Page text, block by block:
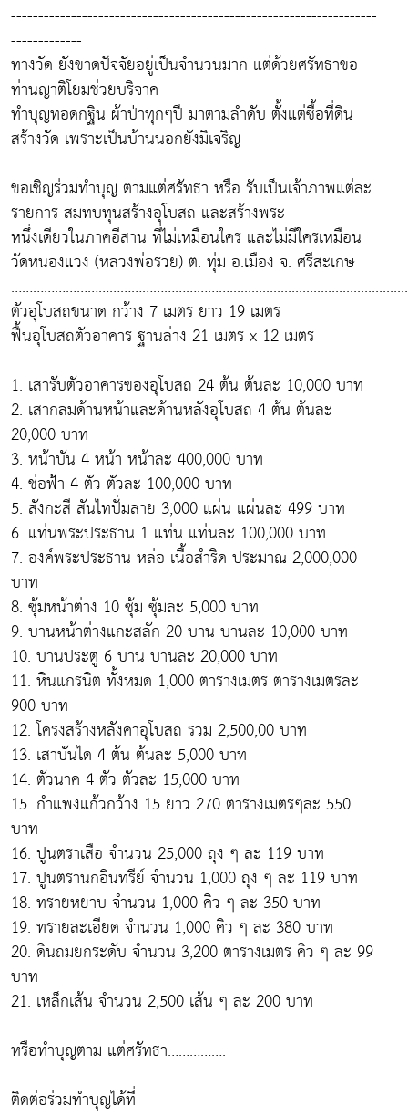
-------------------------------------------------------------------
-------------
ทางวัด ยังขาดปัจจัยอยู่เป็นจำนวนมาก แต่ด้วยศรัทธาขอ
ท่านญาติโยมช่วยบริจาค
ทำบุญทอดกฐิน ผ้าป่าทุกๆปี มาตามลำดับ ตั้งแต่ซื้อที่ดิน
สร้างวัด เพราะเป็นบ้านนอกยังมิเจริญ
ขอเชิญร่วมทำบุญ ตามแต่ศรัทธา หรือ รับเป็นเจ้าภาพแต่ละ
รายการ สมทบทุนสร้างอุโบสถ และสร้างพระ
หนึ่งเดียวในภาคอีสาน ที่ไม่เหมือนใคร และไม่มีใครเหมือน
วัดหนองแวง (หลวงพ่อรวย) ต. ทุ่ม อ.เมือง จ. ศรีสะเกษ
ตัวอุโบสถขนาด กว้าง 7 เมตร ยาว 19 เมตร
ฟื้นอุโบสถตัวอาคาร ฐานล่าง 21 เมตร x 12 เมตร
1. เสารับตัวอาคารของอุโบสถ 24 ต้น ต้นละ 10,000 บาท
2. เสากลมด้านหน้าและด้านหลังอุโบสถ 4 ต้น ต้นละ
20,000 บาท
3. หน้าบัน 4 หน้า หน้าละ 400,000 บาท
4. ช่อฟ้า 4 ตัว ตัวละ 100,000 บาท
5. สังกะสี สันไทปั่มลาย 3,000 แผ่น แผ่นละ 499 บาท
6. แท่นพระประธาน 1 แท่น แท่นละ 100,000 บาท
7. องค์พระประธาน หล่อ เนื้อสำริด ประมาณ 2,000,000
บาท
8. ซุ้มหน้าต่าง 10 ซุ้ม ซุ้มละ 5,000 บาท
9. บานหน้าต่างแกะสลัก 20 บาน บานละ 10,000 บาท
10. บานประตู 6 บาน บานละ 20,000 บาท
11. หินแกรนิต ทั้งหมด 1,000 ตารางเมตร ตารางเมตรละ
900 บาท
12. โครงสร้างหลังคาอุโบสถ รวม 2,500,00 บาท
13. เสาบันได 4 ต้น ต้นละ 5,000 บาท
14. ตัวนาค 4 ตัว ตัวละ 15,000 บาท
15. กำแพงแก้วกว้าง 15 ยาว 270 ตารางเมตรๆละ 550
บาท
16. ปูนตราเสือ จำนวน 25,000 ถุง ๆ ละ 119 บาท
17. ปูนตรานกอินทรีย์ จำนวน 1,000 ถุง ๆ ละ 119 บาท
18. ทรายหยาบ จำนวน 1,000 คิว ๆ ละ 350 บาท
19. ทรายละเอียด จำนวน 1,000 คิว ๆ ละ 380 บาท
20. ดินถมยกระดับ จำนวน 3,200 ตารางเมตร คิว ๆ ละ 99
บาท
21. เหล็กเส้น จำนวน 2,500 เส้น ๆ ละ 200 บาท
หรือทำบุญตาม แต่ศรัทธา…………….
ติดต่อร่วมทำบุญได้ที่